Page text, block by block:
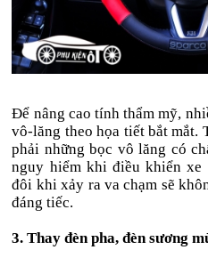
Để nâng cao tính thẩm mỹ,
vô-lăng theo họa tiết bắt mắt.
phải những bọc vô lăng có
nguy hiểm khi điều khiển
đôi khi xảy ra va chạm sẽ
đáng tiếc.
3. Thay đèn pha, đèn sương